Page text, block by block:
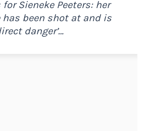
Sieneke Peeters: her
has been shot at and is
danger’…